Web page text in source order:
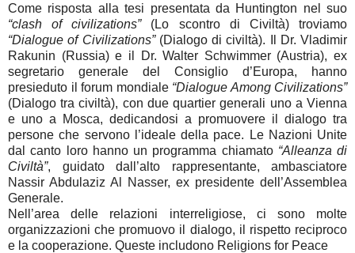
Come risposta alla tesi presentata da Huntington nel suo
“clash of civilizations”(Lo scontro di Civiltà) troviamo
“Dialogue of Civilizations” (Dialogo di civiltà). Il Dr. Vladimir
Rakunin (Russia) e il Dr. Walter Schwimmer (Austria), ex
segretario generale del Consiglio d’Europa, hanno
presieduto il forum mondiale “Dialogue Among Civilizations”
(Dialogo tra civiltà), con due quartier generali uno a Vienna
e uno a Mosca, dedicandosi a promuovere il dialogo tra
persone che servono l’ideale della pace. Le Nazioni Unite
dal canto loro hanno un programma chiamato “Alleanza di
Civiltà”, guidato dall’alto rappresentante, ambasciatore
Nassir Abdulaziz Al Nasser, ex presidente dell’Assemblea
Generale.
Nell’area delle relazioni interreligiose, ci sono molte
organizzazioni che promuovo il dialogo, il rispetto reciproco
e la cooperazione. Queste includono Religions for Peace